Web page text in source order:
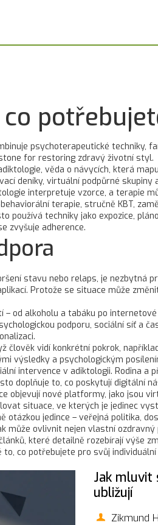
psychoterapeutické techniky,
for restoring zdravý životní styl.
, věda o návycích, která
deníky, virtuální podpůrné
interpretuje vzorce, a terapie
terapie, stručně KBT,
používá techniky jako expozice,
zvyšuje adherence.
stavu nebo relaps, je nezbytná
Protože se situace může
od alkoholu a tabáku po
podporu, sociální síť a
vidí konkrétní pokrok,
výsledky a psychologickým
intervence v adiktologii. Rodina
doplňuje to, co poskytují digitální
objevují nové platformy, jako jsou
situace, ve kterých je jedinec
otázkou jedince – veřejná politika,
může ovlivnit nejen vlastní
které detailně rozebírají výše
co potřebujete pro svůj individuální
Jak mluvit
ubližují
Zikmund